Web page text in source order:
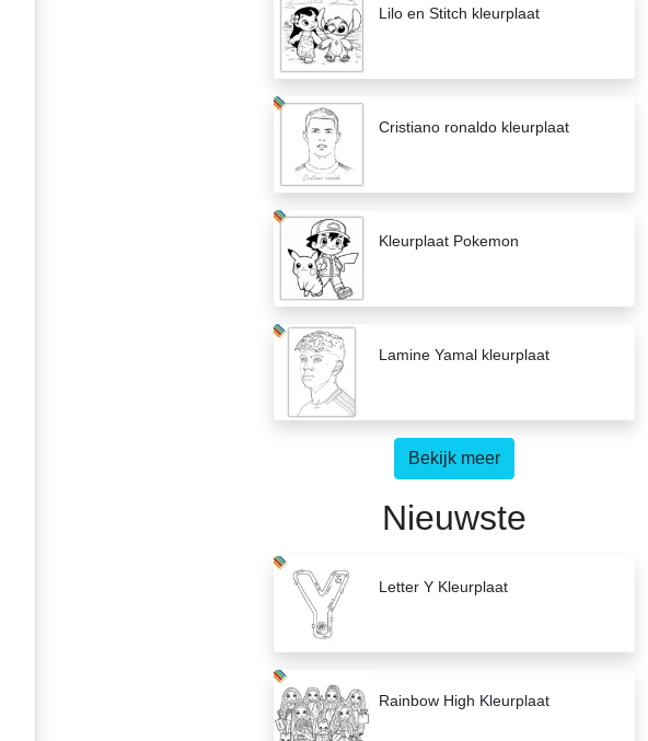
Lilo en Stitch kleurplaat
Cristiano ronaldo kleurplaat
Kleurplaat Pokemon
Lamine Yamal kleurplaat
Bekijk meer
Nieuwste
Letter Y Kleurplaat
Rainbow High Kleurplaat